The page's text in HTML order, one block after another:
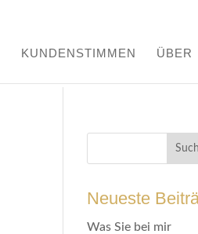
KUNDENSTIMMEN ÜBER
Neueste
Was Sie bei mir